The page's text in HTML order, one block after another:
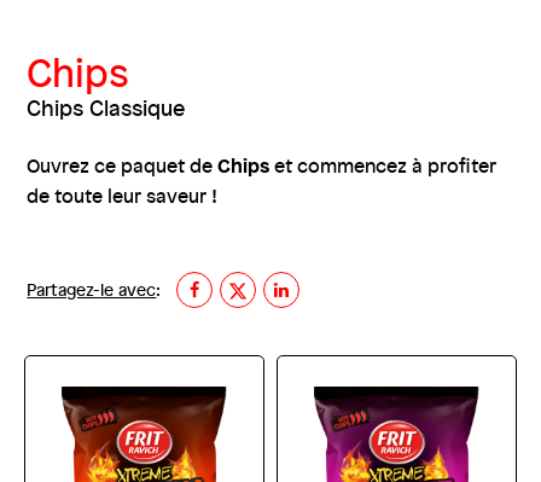
Chips
Chips Classique
Ouvrez ce paquet deChipset commencez à profiter
de toute leur saveur !
Partagez-le avec: